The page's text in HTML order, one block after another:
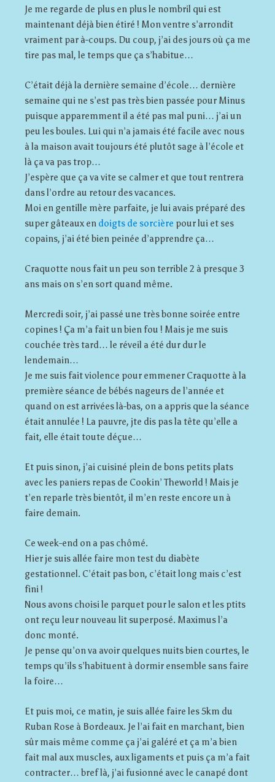
Je me regarde de plus en plus le nombril qui est
maintenant déjà bien étiré ! Mon ventre s’arrondit
vraiment par à-coups. Du coup, j’ai des jours où ça me
tire pas mal, le temps que ça s’habitue…
C’était déjà la dernière semaine d’école… dernière
semaine qui ne s’est pas très bien passée pour Minus
puisque apparemment il a été pas mal puni… j’ai un
peu les boules. Lui qui n’a jamais été facile avec nous
à la maison avait toujours été plutôt sage à l’école et
là ça va pas trop…
J’espère que ça va vite se calmer et que tout rentrera
dans l’ordre au retour des vacances.
Moi en gentille mère parfaite, je lui avais préparé des
super gâteaux en doigts de sorcière pour lui et ses
copains, j’ai été bien peinée d’apprendre ça…
Craquotte nous fait un peu son terrible 2 à presque 3
ans mais on s’en sort quand même.
Mercredi soir, j’ai passé une très bonne soirée entre
copines ! Ça m’a fait un bien fou ! Mais je me suis
couchée très tard… le réveil a été dur dur le
lendemain…
Je me suis fait violence pour emmener Craquotte à la
première séance de bébés nageurs de l’année et
quand on est arrivées là-bas, on a appris que la séance
était annulée ! La pauvre, jte dis pas la tête qu’elle a
fait, elle était toute déçue…
Et puis sinon, j’ai cuisiné plein de bons petits plats
avec les paniers repas de Cookin’ Theworld ! Mais je
t’en reparle très bientôt, il m’en reste encore un à
faire demain.
Ce week-end on a pas chômé.
Hier je suis allée faire mon test du diabète
gestationnel. C’était pas bon, c’était long mais c’est
fini !
Nous avons choisi le parquet pour le salon et les ptits
ont reçu leur nouveau lit superposé. Maximus l’a
donc monté.
Je pense qu’on va avoir quelques nuits bien courtes, le
temps qu’ils s’habituent à dormir ensemble sans faire
la foire…
Et puis moi, ce matin, je suis allée faire les 5km du
Ruban Rose à Bordeaux. Je l’ai fait en marchant, bien
sûr mais même comme ça j’ai galéré et ça m’a bien
fait mal aux muscles, aux ligaments et puis ça m’a fait
contracter… bref là, j’ai fusionné avec le canapé dont